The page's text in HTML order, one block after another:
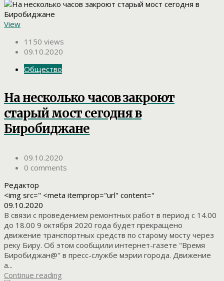
View
1150 views
09.10.2020
Общество
На несколько часов закроют
старый мост сегодня в
Биробиджане
09.10.2020
0 comments
Редактор
<img src=" <meta itemprop="url" content="
09.10.2020
В связи с проведением ремонтных работ в период с 14.00
до 18.00 9 октября 2020 года будет прекращено
движение транспортных средств по старому мосту через
реку Биру. Об этом сообщили интернет-газете "Время
Биробиджан@" в пресс-службе мэрии города. Движение
а...
Continue reading